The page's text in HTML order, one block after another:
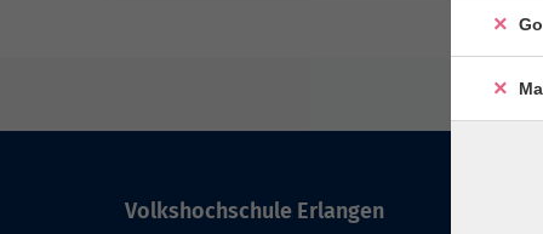
Volkshochschule Erlangen